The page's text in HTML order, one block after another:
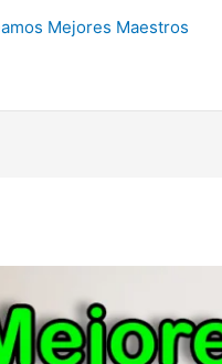
Mejores Maestros